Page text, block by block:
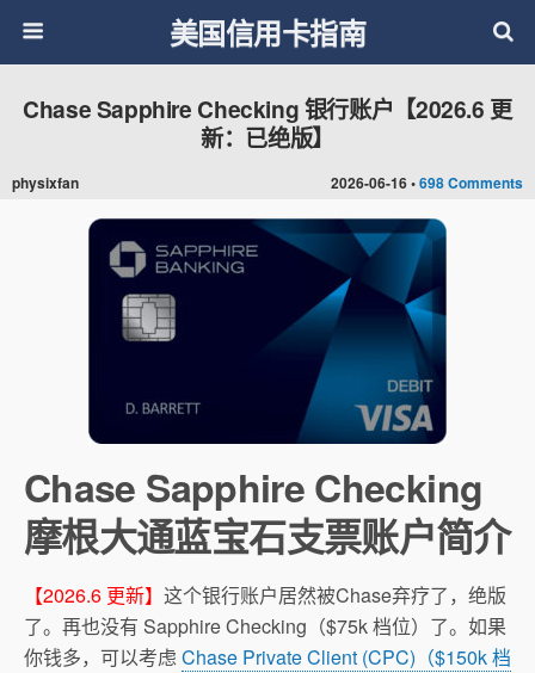
美国信用卡指南
2026-06-16 •698 Comments
Chase Sapphire Checking 银行账户【2026.6 更
新：已绝版】
physixfan
Chase Sapphire Checking
摩根大通蓝宝石支票账户简介
【2026.6 更新】 这个银行账户居然被Chase弃疗了，绝版
了。再也没有 Sapphire Checking（$75k 档位）了。如果
你钱多，可以考虑Chase Private Client (CPC)（$150k 档